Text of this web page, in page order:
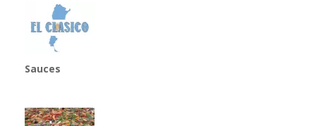
Sauces